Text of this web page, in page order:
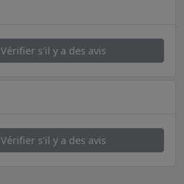
Vérifier s'il y a des avis
Vérifier s'il y a des avis